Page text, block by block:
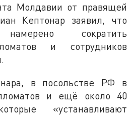
Молдавии от правящей
Кептонар заявил, что
намерено сократить
и сотрудников
в посольстве РФ в
и ещё около 40
«устанавливают